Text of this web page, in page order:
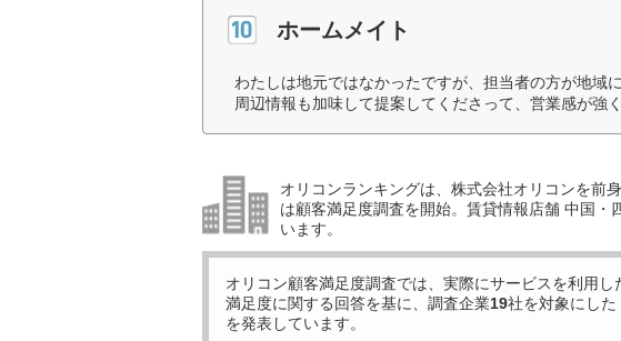
ホームメイト
わたしは地元ではなかったですが、担当者の方が地域
周辺情報も加味して提案してくださって、営業感が強
オリコンランキングは、株式会社オリコンを前
は顧客満足度調査を開始。賃貸情報店舗 中国
います。
オリコン顧客満足度調査では、実際にサービスを利用し
満足度に関する回答を基に、調査企業19社を対象にした
を発表しています。